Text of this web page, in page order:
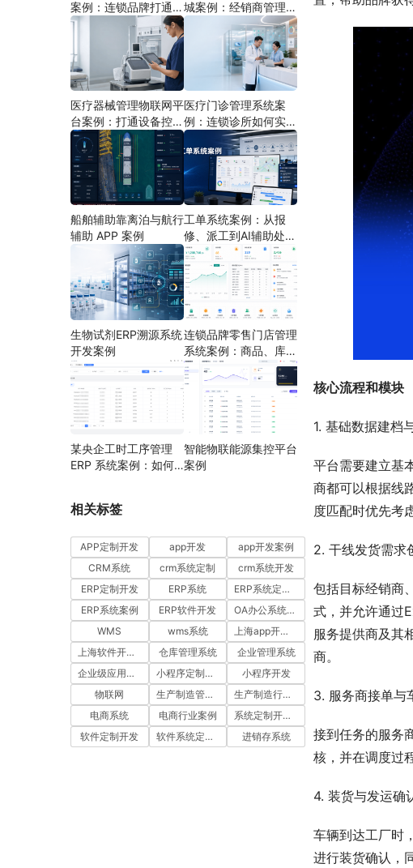
核心流程和模块
1. 基础数据建档
平台需要建立基
商都可以根据线
度匹配时优先考
2. 干线发货需求
包括目标经销商
式，并允许通过
服务提供商及其
商。
3. 服务商接单与
接到任务的服务
核，并在调度过
4. 装货与发运确
车辆到达工厂时
进行装货确认，
案例：连锁品牌打通多
端协同
城案例：经销商管理系
统如何分期建设
医疗器械管理物联网平
台案例：打通设备控
制、状态采集与远程运
维
医疗门诊管理系统案
例：连锁诊所如何实现
多门店协同运营
船舶辅助靠离泊与航行
辅助 APP 案例
工单系统案例：从报
修、派工到AI辅助处理
的定制开发方案
生物试剂ERP溯源系统
开发案例
连锁品牌零售门店管理
系统案例：商品、库
存、会员和门店运营如
何打通
某央企工时工序管理
ERP 系统案例：如何
智能物联能源集控平台
案例
相关标签
APP定制开发 app开发
app开发案例
CRM系统
crm系统定制
crm系统开发
ERP定制开发
ERP系统
ERP系统定制多少钱一套
ERP系统案例
ERP软件开发
OA办公系统开发
WMS
wms系统
上海app开发公司
上海软件开发公司
仓库管理系统
企业管理系统
企业级应用开发服务案例
小程序定制开发
小程序开发
物联网
生产制造管理系统
生产制造行业案例
电商系统
电商行业案例
系统定制开发案例
软件定制开发
软件系统定制开发 进销存系统